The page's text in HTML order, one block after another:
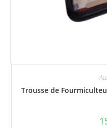
Trousse de